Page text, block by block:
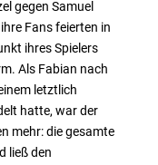
gegen Samuel
Fans feierten in
ihres Spielers
Als Fabian nach
letztlich
hatte, war der
mehr: die gesamte
ließ den